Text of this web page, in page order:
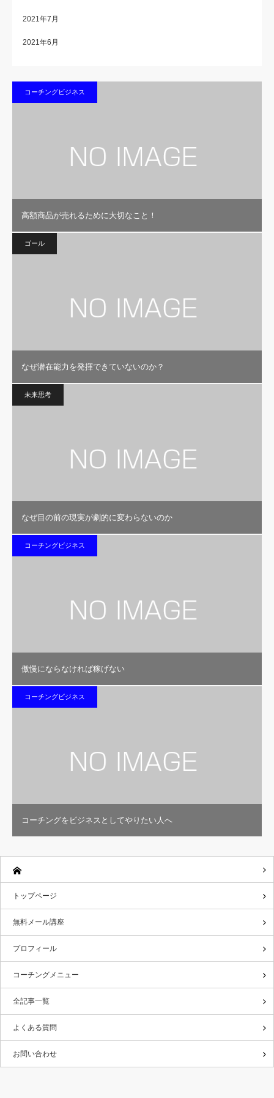
2021年7月
2021年6月
コーチングビジネス
高額商品が売れるために大切なこと！
ゴール
なぜ潜在能力を発揮できていないのか？
未来思考
なぜ目の前の現実が劇的に変わらないのか
コーチングビジネス
傲慢にならなければ稼げない
コーチングビジネス
コーチングをビジネスとしてやりたい人へ
トップページ
無料メール講座
プロフィール
コーチングメニュー
全記事一覧
よくある質問
お問い合わせ